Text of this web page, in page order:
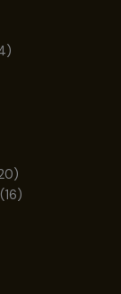
4
20
productos
1616